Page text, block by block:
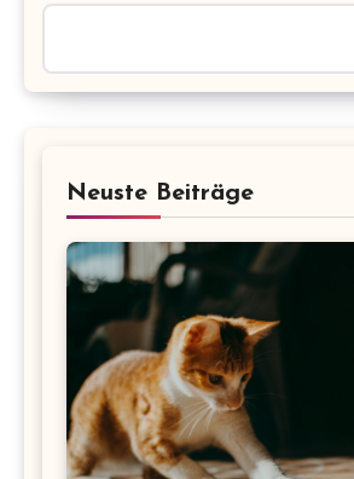
Neuste Beiträge